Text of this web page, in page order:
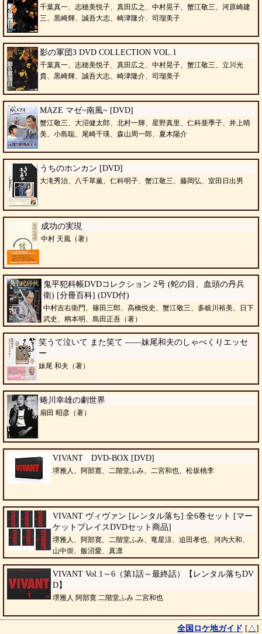
千葉真一、志穂美悦子、真田広之、中村晃子、蟹江敬三、河原崎建
三、黒崎輝、誠吾大志、崎津隆介、司瑠美子
影の軍団3 DVD COLLECTION VOL.1
千葉真一、志穂美悦子、真田広之、中村晃子、蟹江敬三、立川光
貴、黒崎輝、誠吾大志、崎津隆介、司瑠美子
MAZE マゼ~南風~ [DVD]
蟹江敬三、大沼健太郎、北村一輝、星野真里、仁科亜季子、井上晴
美、小島聡、尾崎千瑛、森山周一郎、夏木陽介
うちのホンカン [DVD]
大滝秀治、八千草薫、仁科明子、蟹江敬三、藤岡弘、室田日出男
成功の実現
中村 天風（著）
鬼平犯科帳DVDコレクション 2号 (蛇の目、血頭の丹兵
衛) [分冊百科] (DVD付)
中村吉右衛門、篠田三郎、高橋悦史、蟹江敬三、多岐川裕美、日下
武史、柄本明、島田正吾（著）
笑うて泣いて また笑て ――妹尾和夫のしゃべくりエッセ
ー
妹尾 和夫（著）
蜷川幸雄の劇世界
扇田 昭彦（著）
VIVANT DVD-BOX [DVD]
堺雅人、阿部寛、二階堂ふみ、二宮和也、松坂桃李
VIVANT ヴィヴァン [レンタル落ち] 全6巻セット [マー
ケットプレイスDVDセット商品]
堺雅人、阿部寛、二階堂ふみ、竜星涼、迫田孝也、河内大和、
山中崇、飯沼愛、真凛
VIVANT Vol.1～6（第1話～最終話）【レンタル落ちDV
D】
堺雅人 阿部寛 二階堂ふみ 二宮和也
全国ロケ地ガイド [△]